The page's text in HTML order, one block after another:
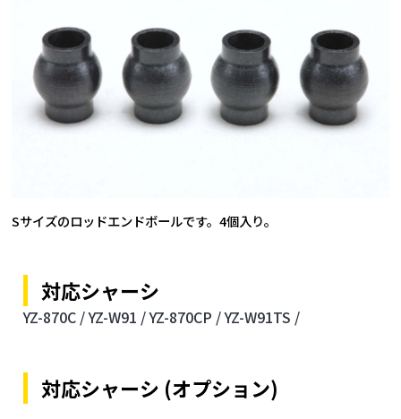
Sサイズのロッドエンドボールです。4個入り。
対応シャーシ
YZ-870C /YZ-W91 /YZ-870CP /YZ-W91TS /
対応シャーシ (オプション)